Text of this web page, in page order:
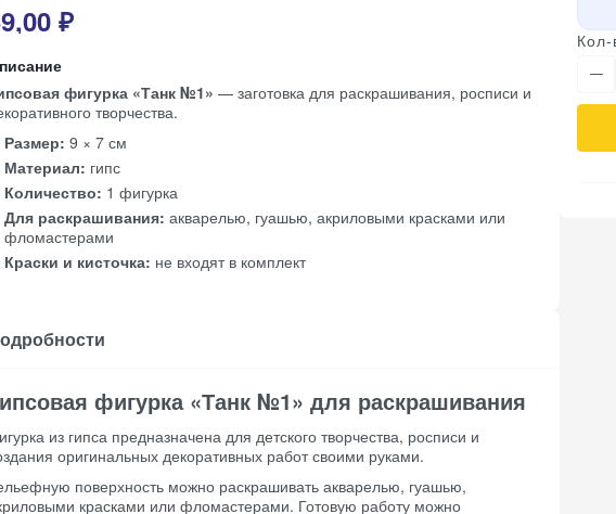
₽
фигурка «Танк №1» — заготовка для раскрашивания, росписи и
творчества.
Размер: 9 × 7 см
Материал: гипс
Количество: 1 фигурка
Для раскрашивания: акварелью, гуашью, акриловыми красками или
фломастерами
Краски и кисточка: не входят в комплект
фигурка «Танк №1» для раскрашивания
из гипса предназначена для детского творчества, росписи и
оригинальных декоративных работ своими руками.
поверхность можно раскрашивать акварелью, гуашью,
красками или фломастерами. Готовую работу можно
Кол-